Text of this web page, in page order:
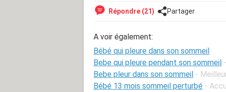
--
Posté depuis CCM Live forum pour
Répondre (21) Partager
A voir également:
Bébé qui pleure dans son sommeil
Bebe qui pleure pendant son sommeil
Bebe pleur dans son sommeil -
Bébé 13 mois sommeil perturbé -